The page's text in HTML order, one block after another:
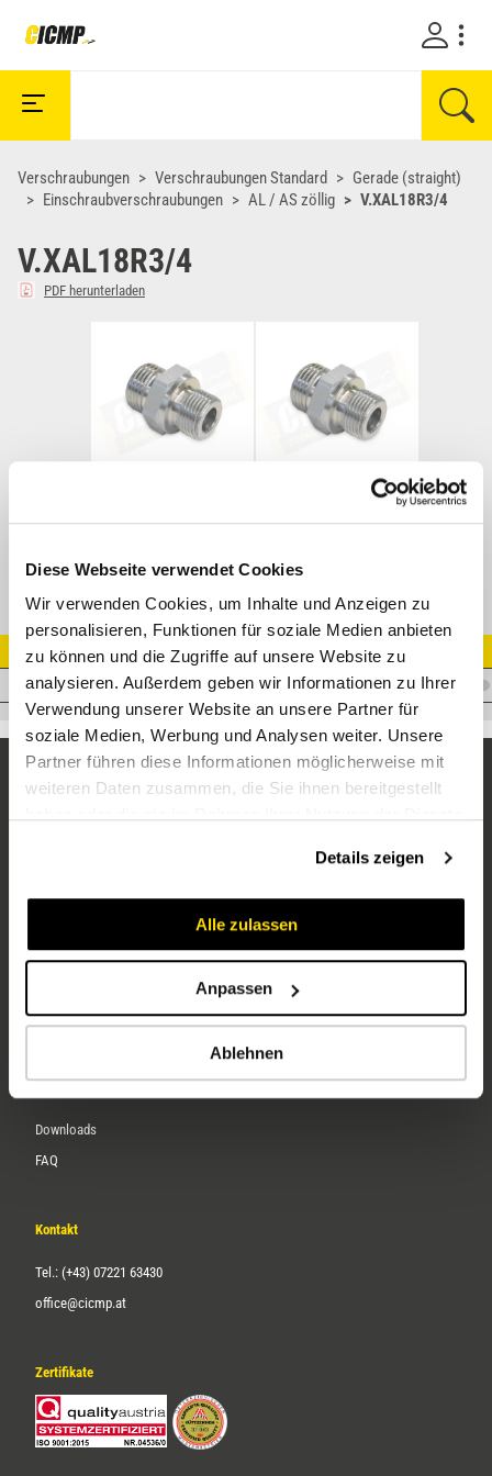
Diese Webseite verwendet Cookies
Wir verwenden Cookies, um Inhalte und Anzeigen zu
personalisieren, Funktionen für soziale Medien anbieten
zu können und die Zugriffe auf unsere Website zu
analysieren. Außerdem geben wir Informationen zu Ihrer
Verwendung unserer Website an unsere Partner für
soziale Medien, Werbung und Analysen weiter. Unsere
Partner führen diese Informationen möglicherweise mit
weiteren Daten zusammen, die Sie ihnen bereitgestellt
Details zeigen
Alle zulassen
Anpassen
Ablehnen
Verschraubungen Verschraubungen Standard
Gerade (straight)
Einschraubverschraubungen
AL / AS zöllig V.XAL18R3/4
V.XAL18R3/4
PDF herunterladen
Artikel Nr.
V.XAL18R3/4
Karriere
Downloads
FAQ
Kontakt
Tel.: (+43) 07221 63430
office@cicmp.at
Zertifikate